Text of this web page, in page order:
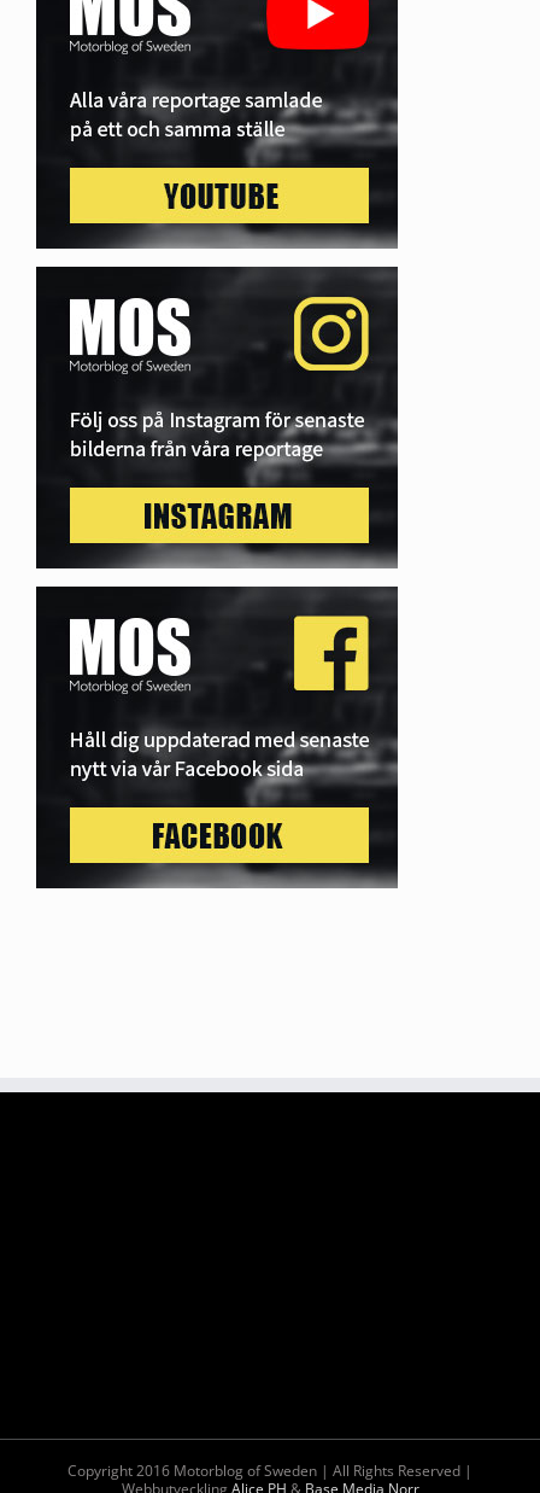
Copyright 2016 Motorblog of Sweden | All Rights Reserved |
WebbutvecklingAlice PH & Base Media Norr